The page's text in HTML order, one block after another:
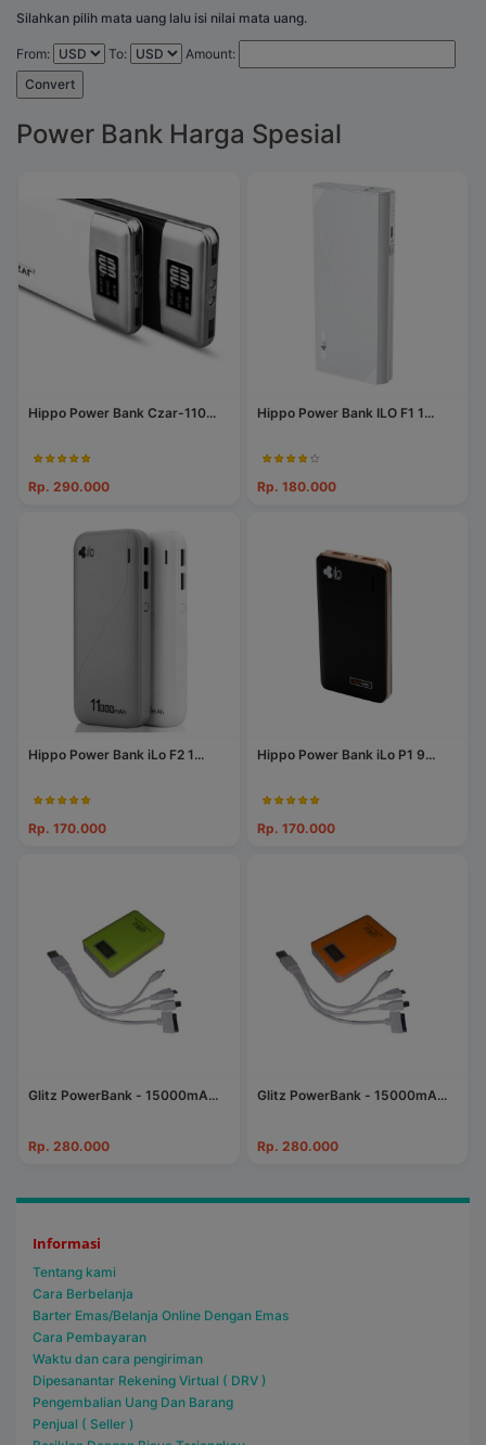
Silahkan pilih mata uang lalu isi nilai mata uang.
From: To:
Amount:
Convert
Power Bank Harga Spesial
Hippo Power Bank Czar-110...
Rp. 290.000
Hippo Power Bank ILO F1 1...
Rp. 180.000
Hippo Power Bank iLo F2 1...
Rp. 170.000
Hippo Power Bank iLo P1 9...
Rp. 170.000
Glitz PowerBank - 15000mA...
Rp. 280.000
Glitz PowerBank - 15000mA...
Rp. 280.000
Informasi
Tentang kami
Cara Berbelanja
Barter Emas/Belanja Online Dengan Emas
Cara Pembayaran
Waktu dan cara pengiriman
Dipesanantar Rekening Virtual ( DRV )
Pengembalian Uang Dan Barang
Penjual ( Seller )